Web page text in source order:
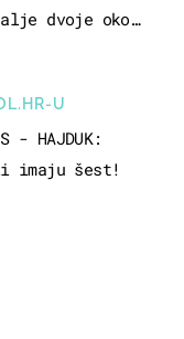
dvoje oko
U
- HAJDUK:
imaju šest!